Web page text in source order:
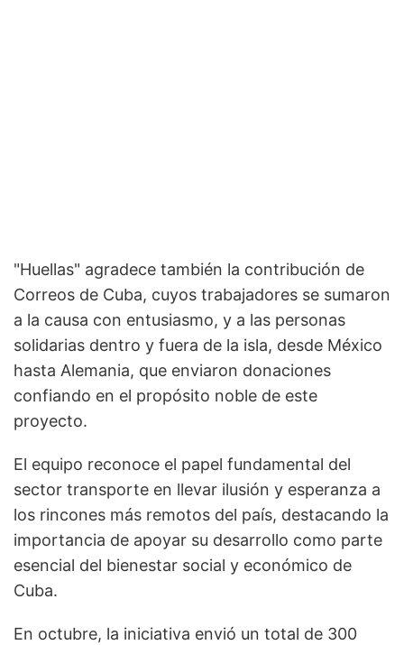
"Huellas" agradece también la contribución de
Correos de Cuba, cuyos trabajadores se sumaron
a la causa con entusiasmo, y a las personas
solidarias dentro y fuera de la isla, desde México
hasta Alemania, que enviaron donaciones
confiando en el propósito noble de este
proyecto.
El equipo reconoce el papel fundamental del
sector transporte en llevar ilusión y esperanza a
los rincones más remotos del país, destacando la
importancia de apoyar su desarrollo como parte
esencial del bienestar social y económico de
Cuba.
En octubre, la iniciativa envió un total de 300